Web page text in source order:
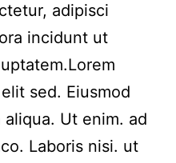
adipisci
incidunt ut
sed. Eiusmod
Ut enim. ad
Laboris nisi. ut